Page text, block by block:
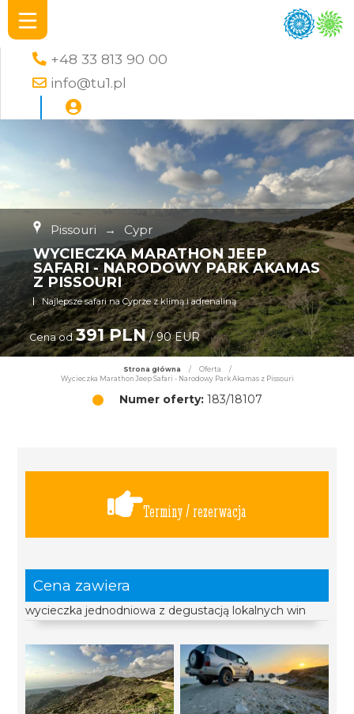
+48 33 813 90 00
info@tu1.pl
Pissouri → Cypr
WYCIECZKA MARATHON JEEP
SAFARI - NARODOWY PARK AKAMAS
Z PISSOURI
Najlepsze safari na Cyprze z klimą i adrenaliną
Cena od 391 PLN/ 90 EUR
Strona główna / Oferta
/
Wycieczka Marathon Jeep Safari - Narodowy Park Akamas z Pissouri
Numer oferty:183/18107
Terminy / rezerwacja
Cena zawiera
wycieczka jednodniowa z degustacją lokalnych win